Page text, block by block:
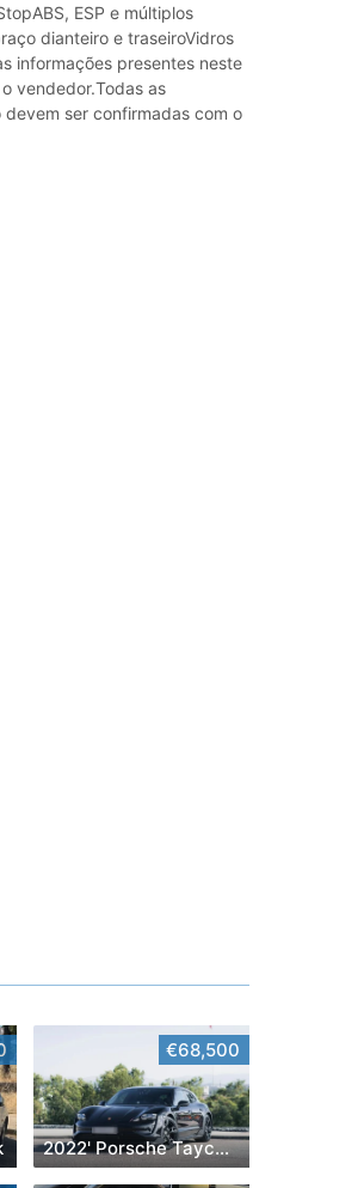
ESP e múltiplos
dianteiro e traseiroVidros
informações presentes neste
vendedor.Todas as
ser confirmadas com o
€68,500
2022' Porsche Taycan Cross Turismo 4